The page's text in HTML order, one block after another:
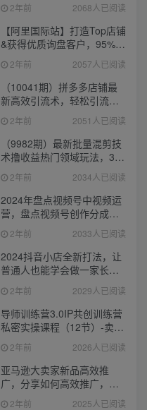
2年前 2068人已阅读
【阿里国际站】打造Top店铺
&获得优质询盘客户，​95%的
国际站讲师不会说的运营技
巧 2年前 2057人已阅读
（10041期）拼多多店铺最
新高效引流术，轻松引流
400+创业粉，精准日变现五
位数！
2年前 2051人已阅读
（9982期）最新批量混剪技
术撸收益热门领域玩法，3分
钟一条原创视频，轻松日入
1000＋
2年前 2034人已阅读
2024年盘点视频号中视频运
营，盘点视频号创作分成计
划，快速过原创日入300+
2年前 2033人已阅读
2024抖音小店全新打法，让
普通人也能学会做一家长久
稳定赚钱的抖店
2年前 2029人已阅读
导师训练营3.0IP共创训练营
私密实操课程（12节）-卖项
目的密码成功秘诀
2年前 2026人已阅读
亚马逊大卖家新品高效推
广，分享如何高效推广，打
造百万美金爆款单品
2年前 2025人已阅读